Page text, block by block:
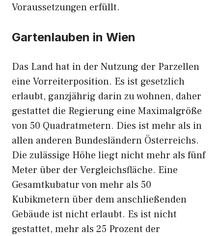
Voraussetzungen erfüllt.
Gartenlauben in Wien
Das Land hat in der Nutzung der Parzellen
eine Vorreiterposition. Es ist gesetzlich
erlaubt, ganzjährig darin zu wohnen, daher
gestattet die Regierung eine Maximalgröße
von 50 Quadratmetern. Dies ist mehr als in
allen anderen Bundesländern Österreichs.
Die zulässige Höhe liegt nicht mehr als fünf
Meter über der Vergleichsfläche. Eine
Gesamtkubatur von mehr als 50
Kubikmetern über dem anschließenden
Gebäude ist nicht erlaubt. Es ist nicht
gestattet, mehr als 25 Prozent der